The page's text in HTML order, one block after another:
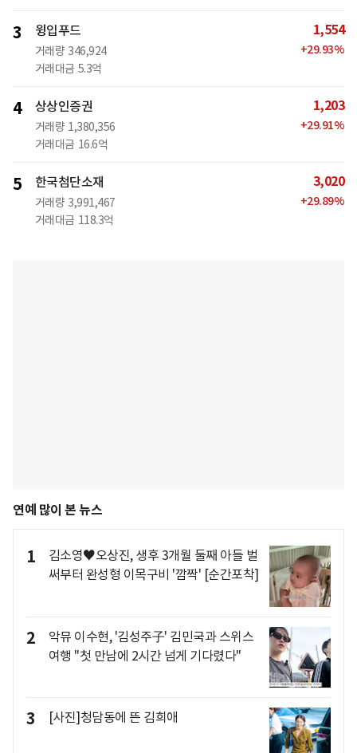
3 윙입푸드
거래량 346,924
거래대금 5.3억
1,554
+29.93%
4 상상인증권
거래량 1,380,356
거래대금 16.6억
1,203
+29.91%
5 한국첨단소재
거래량 3,991,467
거래대금 118.3억
3,020
+29.89%
연예 많이 본 뉴스
1
김소영♥오상진, 생후 3개월 둘째 아들 벌
써부터 완성형 이목구비 '깜짝' [순간포착]
2
악뮤 이수현, '김성주子' 김민국과 스위스
여행 "첫 만남에 2시간 넘게 기다렸다"
3 [사진]청담동에 뜬 김희애